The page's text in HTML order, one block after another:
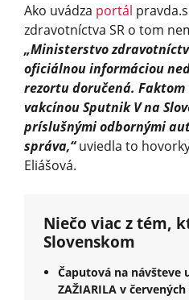
Ako uvádza portál
zdravotníctva SR o tom
„Ministerstvo
oficiálnou informáciou
rezortu doručená. Faktom
vakcínou Sputnik V na
príslušnými odbornými
správa,“uviedla to
Eliášová.
Niečo viac z tém,
Slovenskom
Čaputová na návšteve
ZAŽIARILA v červených